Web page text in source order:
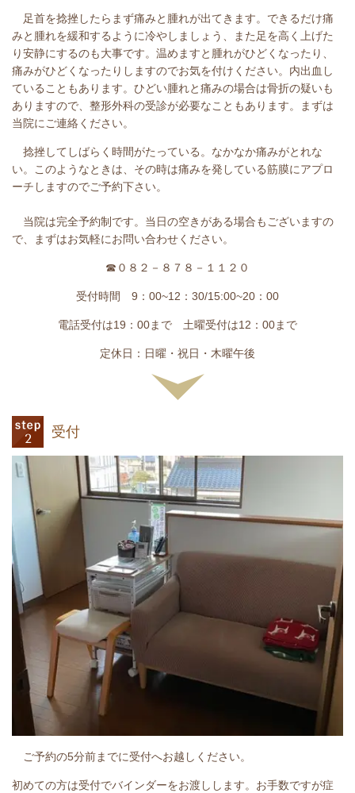
足首を捻挫したらまず痛みと腫れが出てきます。できるだけ痛
みと腫れを緩和するように冷やしましょう、また足を高く上げた
り安静にするのも大事です。温めますと腫れがひどくなったり、
痛みがひどくなったりしますのでお気を付けください。内出血し
ていることもあります。ひどい腫れと痛みの場合は骨折の疑いも
ありますので、整形外科の受診が必要なこともあります。まずは
当院にご連絡ください。
捻挫してしばらく時間がたっている。なかなか痛みがとれな
い。このようなときは、その時は痛みを発している筋膜にアプロ
ーチしますのでご予約下さい。
当院は完全予約制です。当日の空きがある場合もございますの
で、まずはお気軽にお問い合わせください。
☎０８２－８７８－１１２０
受付時間 9：00~12：30/15:00~20：00
電話受付は19：00まで 土曜受付は12：00まで
定休日：日曜・祝日・木曜午後
受付
ご予約の5分前までに受付へお越しください。
初めての方は受付でバインダーをお渡しします。お手数ですが症